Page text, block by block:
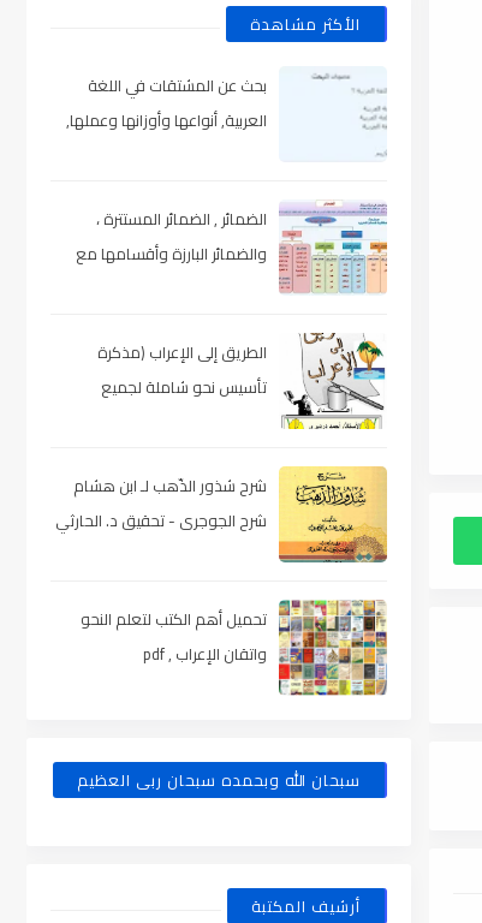
الأكثر مشاهدة
بحث عن المشتقات في اللغة
العربية, أنواعها وأوزانها وعملها,
الضمائر , الضمائر المستترة ،
والضمائر البارزة وأقسامها مع
الطريق إلى الإعراب (مذكرة
تأسيس نحو شاملة لجميع
شرح شذور الذّهب لـ ابن هشام
شرح الجوجرى - تحقيق د. الحارثي
تحميل أهم الكتب لتعلم النحو
واتقان الإعراب , pdf
سبحان الله وبحمده سبحان ربى العظيم
أرشيف المكتبة